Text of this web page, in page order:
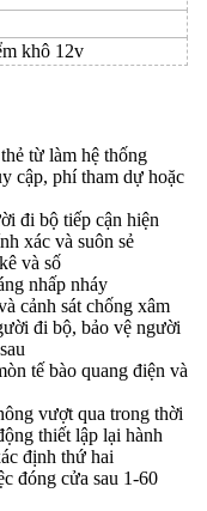
khô 12v
từ làm hệ thống
cập, phí tham dự hoặc
đi bộ tiếp cận hiện
xác và suôn sẻ
và số
nhấp nháy
cảnh sát chống xâm
đi bộ, bảo vệ người
tế bào quang điện và
vượt qua trong thời
thiết lập lại hành
định thứ hai
đóng cửa sau 1-60